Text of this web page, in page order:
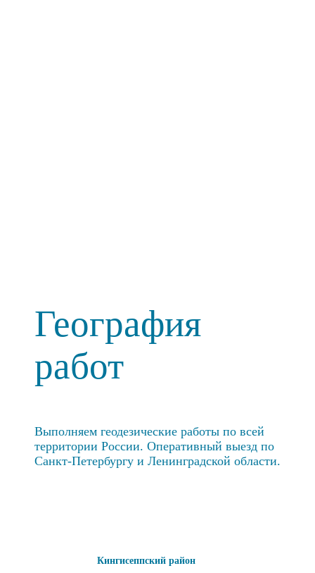
География
работ
Выполняем геодезические работы по всей
территории России. Оперативный выезд по
Санкт-Петербургу и Ленинградской области.
Кингисеппский район